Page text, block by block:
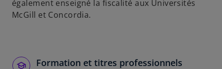
également enseigné la fiscalité aux Universités
McGill et Concordia.
Formation et titres professionnels